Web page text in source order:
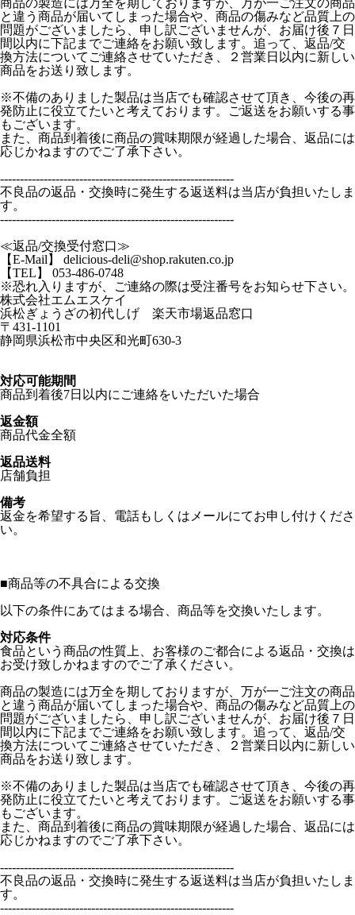
と違う商品が届いてしまった場合や、商品の傷みなど品質上の
問題がございましたら、申し訳ございませんが、お届け後７日
間以内に下記までご連絡をお願い致します。追って、返品/交
換方法についてご連絡させていただき、２営業日以内に新しい
商品をお送り致します。
※不備のありました製品は当店でも確認させて頂き、今後の再
発防止に役立てたいと考えております。ご返送をお願いする事
もございます。
また、商品到着後に商品の賞味期限が経過した場合、返品には
応じかねますのでご了承下さい。
-----------------------------------------------------------
不良品の返品・交換時に発生する返送料は当店が負担いたしま
す。
-----------------------------------------------------------
≪返品/交換受付窓口≫
【E-Mail】 delicious-deli@shop.rakuten.co.jp
【TEL】 053-486-0748
※恐れ入りますが、ご連絡の際は受注番号をお知らせ下さい。
株式会社エムエスケイ
浜松ぎょうざの初代しげ 楽天市場返品窓口
〒431-1101
静岡県浜松市中央区和光町630-3
対応可能期間
商品到着後7日以内にご連絡をいただいた場合
返金額
商品代金全額
返品送料
店舗負担
備考
返金を希望する旨、電話もしくはメールにてお申し付けくださ
い。
■商品等の不具合による交換
以下の条件にあてはまる場合、商品等を交換いたします。
対応条件
食品という商品の性質上、お客様のご都合による返品・交換は
お受け致しかねますのでご了承ください。
商品の製造には万全を期しておりますが、万が一ご注文の商品
と違う商品が届いてしまった場合や、商品の傷みなど品質上の
問題がございましたら、申し訳ございませんが、お届け後７日
間以内に下記までご連絡をお願い致します。追って、返品/交
換方法についてご連絡させていただき、２営業日以内に新しい
商品をお送り致します。
※不備のありました製品は当店でも確認させて頂き、今後の再
発防止に役立てたいと考えております。ご返送をお願いする事
もございます。
また、商品到着後に商品の賞味期限が経過した場合、返品には
応じかねますのでご了承下さい。
-----------------------------------------------------------
不良品の返品・交換時に発生する返送料は当店が負担いたしま
す。
-----------------------------------------------------------